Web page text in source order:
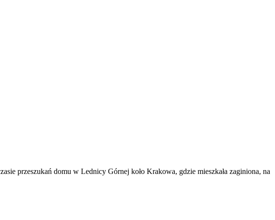
przeszukań domu w Lednicy Górnej koło Krakowa, gdzie mieszkała zaginiona, na